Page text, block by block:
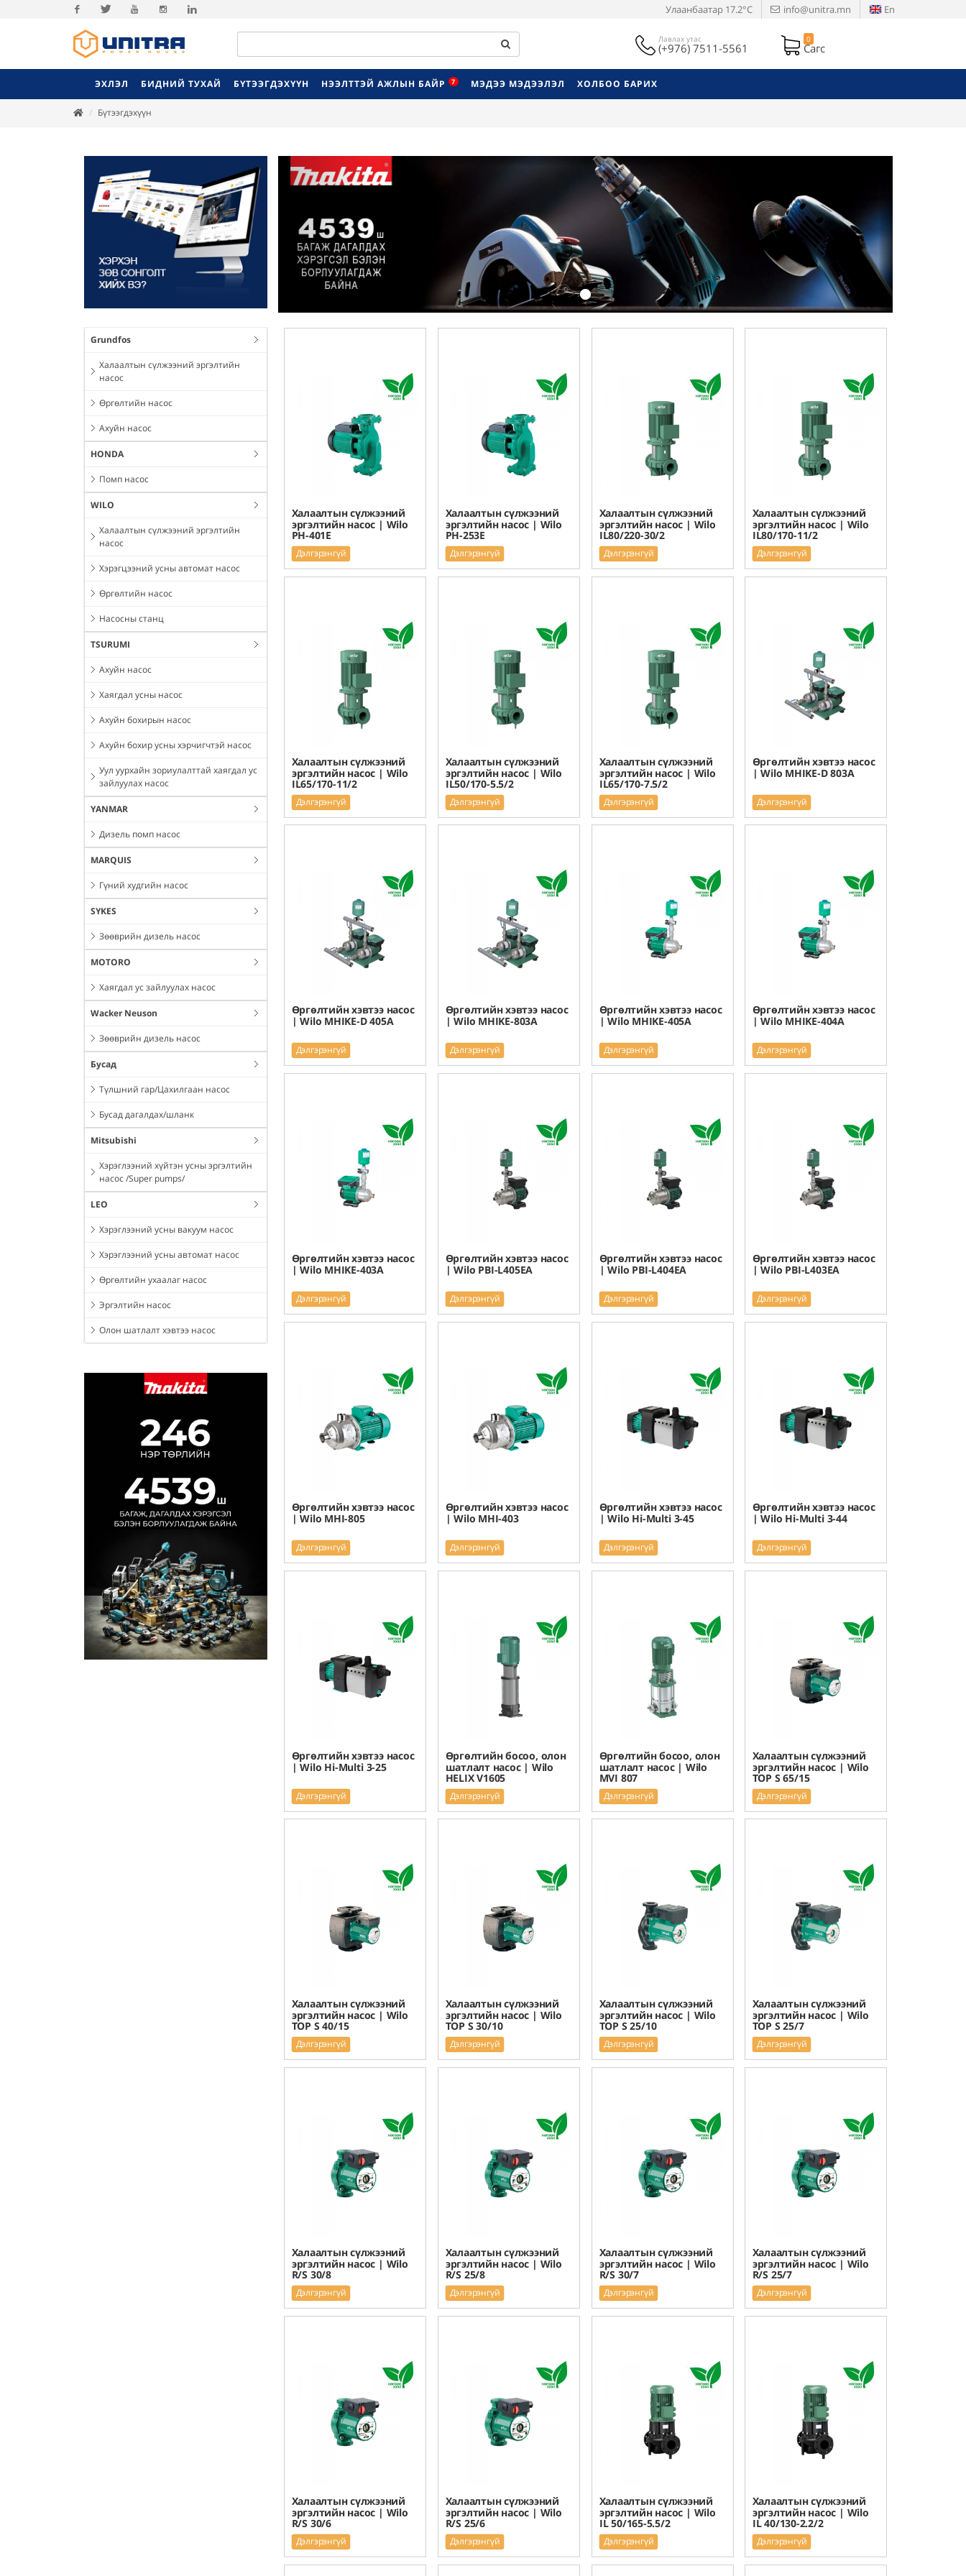
Facebook
Улаанбаатар 17.2°C info@unitra.mn En
Лавлах утас
(+976) 7511-5561
0
Сагс
ЭХЛЭЛ БИДНИЙ ТУХАЙ БҮТЭЭГДЭХҮҮН НЭЭЛТТЭЙ АЖЛЫН БАЙР 7 МЭДЭЭ МЭДЭЭЛЭЛ ХОЛБОО БАРИХ
Бүтээгдэхүүн
Grundfos
Халаалтын сүлжээний эргэлтийн
насос
Өргөлтийн насос
Ахуйн насос
HONDA
Помп насос
WILO
Халаалтын сүлжээний эргэлтийн
насос
Хэрэгцээний усны автомат насос
Өргөлтийн насос
Насосны станц
TSURUMI
Ахуйн насос
Хаягдал усны насос
Ахуйн бохирын насос
Ахуйн бохир усны хэрчигчтэй насос
Уул уурхайн зориулалттай хаягдал ус
зайлуулах насос
YANMAR
Дизель помп насос
MARQUIS
Гүний худгийн насос
SYKES
Зөөврийн дизель насос
MOTORO
Хаягдал ус зайлуулах насос
Wacker Neuson
Зөөврийн дизель насос
Бусад
Түлшний гар/Цахилгаан насос
Бусад дагалдах/шланк
Mitsubishi
Хэрэглээний хүйтэн усны эргэлтийн
насос /Super pumps/
LEO
Хэрэглээний усны вакуум насос
Хэрэглээний усны автомат насос
Өргөлтийн ухаалаг насос
Эргэлтийн насос
Олон шатлалт хэвтээ насос
Previous
Халаалтын сүлжээний
эргэлтийн насос | Wilo
PH-401E
Дэлгэрэнгүй
Халаалтын сүлжээний
эргэлтийн насос | Wilo
PH-253E
Дэлгэрэнгүй
Халаалтын сүлжээний
эргэлтийн насос | Wilo
IL80/220-30/2
Дэлгэрэнгүй
Халаалтын сүлжээний
эргэлтийн насос | Wilo
IL80/170-11/2
Дэлгэрэнгүй
Халаалтын сүлжээний
эргэлтийн насос | Wilo
IL65/170-11/2
Дэлгэрэнгүй
Халаалтын сүлжээний
эргэлтийн насос | Wilo
IL50/170-5.5/2
Дэлгэрэнгүй
Халаалтын сүлжээний
эргэлтийн насос | Wilo
IL65/170-7.5/2
Дэлгэрэнгүй
Өргөлтийн хэвтээ насос
| Wilo MHIKE-D 803A
Дэлгэрэнгүй
Өргөлтийн хэвтээ насос
| Wilo MHIKE-D 405A
Дэлгэрэнгүй
Өргөлтийн хэвтээ насос
| Wilo MHIKE-803A
Дэлгэрэнгүй
Өргөлтийн хэвтээ насос
| Wilo MHIKE-405A
Дэлгэрэнгүй
Өргөлтийн хэвтээ насос
| Wilo MHIKE-404A
Дэлгэрэнгүй
Өргөлтийн хэвтээ насос
| Wilo MHIKE-403A
Дэлгэрэнгүй
Өргөлтийн хэвтээ насос
| Wilo PBI-L405EA
Дэлгэрэнгүй
Өргөлтийн хэвтээ насос
| Wilo PBI-L404EA
Дэлгэрэнгүй
Өргөлтийн хэвтээ насос
| Wilo PBI-L403EA
Дэлгэрэнгүй
Өргөлтийн хэвтээ насос
| Wilo MHI-805
Дэлгэрэнгүй
Өргөлтийн хэвтээ насос
| Wilo MHI-403
Дэлгэрэнгүй
Өргөлтийн хэвтээ насос
| Wilo Hi-Multi 3-45
Дэлгэрэнгүй
Өргөлтийн хэвтээ насос
| Wilo Hi-Multi 3-44
Дэлгэрэнгүй
Өргөлтийн хэвтээ насос
| Wilo Hi-Multi 3-25
Дэлгэрэнгүй
Өргөлтийн босоо, олон
шатлалт насос | Wilo
HELIX V1605
Дэлгэрэнгүй
Өргөлтийн босоо, олон
шатлалт насос | Wilo
MVI 807
Дэлгэрэнгүй
Халаалтын сүлжээний
эргэлтийн насос | Wilo
TOP S 65/15
Дэлгэрэнгүй
Халаалтын сүлжээний
эргэлтийн насос | Wilo
TOP S 40/15
Дэлгэрэнгүй
Халаалтын сүлжээний
эргэлтийн насос | Wilo
TOP S 30/10
Дэлгэрэнгүй
Халаалтын сүлжээний
эргэлтийн насос | Wilo
TOP S 25/10
Дэлгэрэнгүй
Халаалтын сүлжээний
эргэлтийн насос | Wilo
TOP S 25/7
Дэлгэрэнгүй
Халаалтын сүлжээний
эргэлтийн насос | Wilo
R/S 30/8
Дэлгэрэнгүй
Халаалтын сүлжээний
эргэлтийн насос | Wilo
R/S 25/8
Дэлгэрэнгүй
Халаалтын сүлжээний
эргэлтийн насос | Wilo
R/S 30/7
Дэлгэрэнгүй
Халаалтын сүлжээний
эргэлтийн насос | Wilo
R/S 25/7
Дэлгэрэнгүй
Халаалтын сүлжээний
эргэлтийн насос | Wilo
R/S 30/6
Дэлгэрэнгүй
Халаалтын сүлжээний
эргэлтийн насос | Wilo
R/S 25/6
Дэлгэрэнгүй
Халаалтын сүлжээний
эргэлтийн насос | Wilo
IL 50/165-5.5/2
Дэлгэрэнгүй
Халаалтын сүлжээний
эргэлтийн насос | Wilo
IL 40/130-2.2/2
Дэлгэрэнгүй